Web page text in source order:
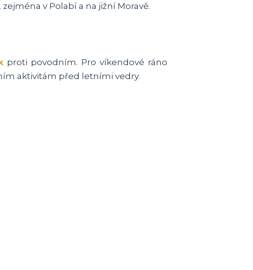
v Polabí a na jižní Moravě.
proti povodním. Pro víkendové ráno
aktivitám před letními vedry.